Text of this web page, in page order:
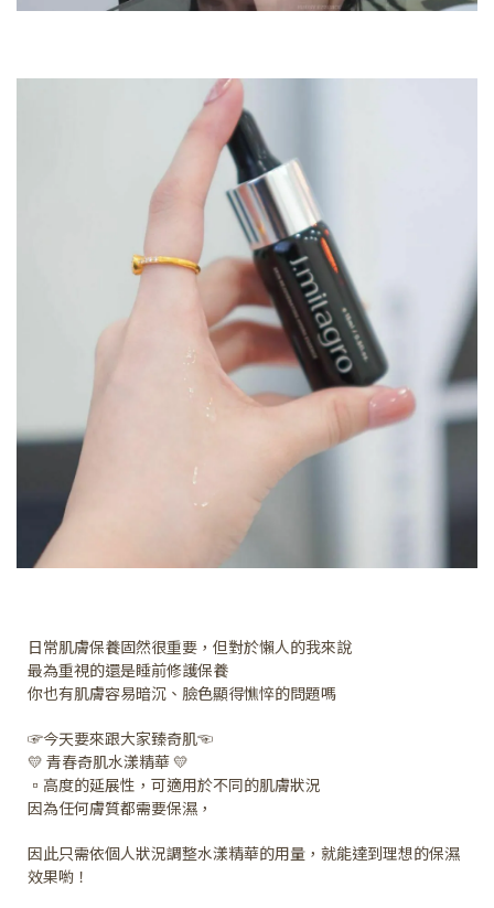
日常肌膚保養固然很重要，但對於懶人的我來說
最為重視的還是睡前修護保養
你也有肌膚容易暗沉、臉色顯得憔悴的問題嗎
☞今天要來跟大家臻奇肌☜
💛 青春奇肌水漾精華 💛
▫️高度的延展性，可適用於不同的肌膚狀況
因為任何膚質都需要保濕，
因此只需依個人狀況調整水漾精華的用量，就能達到理想的保濕
效果喲！